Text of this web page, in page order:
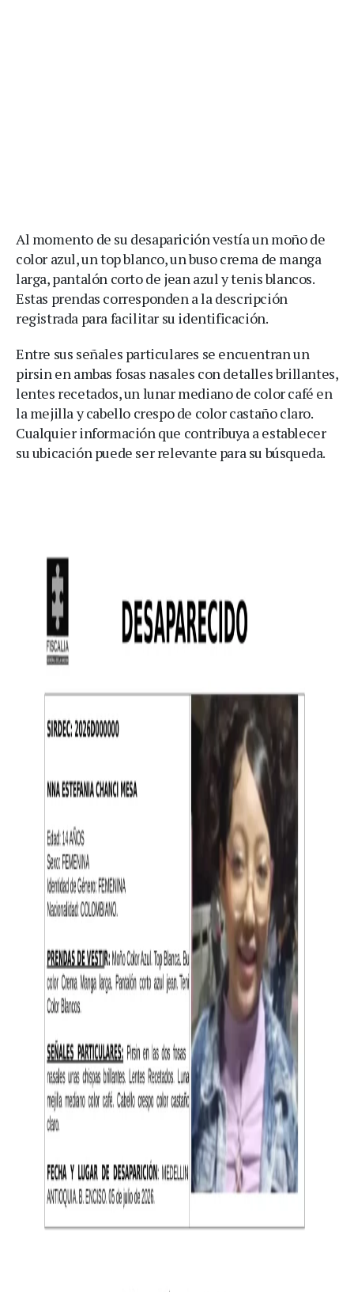
Al momento de su desaparición vestía un moño de
color azul, un top blanco, un buso crema de manga
larga, pantalón corto de jean azul y tenis blancos.
Estas prendas corresponden a la descripción
registrada para facilitar su identificación.
Entre sus señales particulares se encuentran un
pirsin en ambas fosas nasales con detalles brillantes,
lentes recetados, un lunar mediano de color café en
la mejilla y cabello crespo de color castaño claro.
Cualquier información que contribuya a establecer
su ubicación puede ser relevante para su búsqueda.